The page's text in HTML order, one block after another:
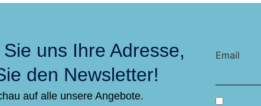
uns Ihre Adresse,
den Newsletter!
auf alle unsere Angebote.
Email